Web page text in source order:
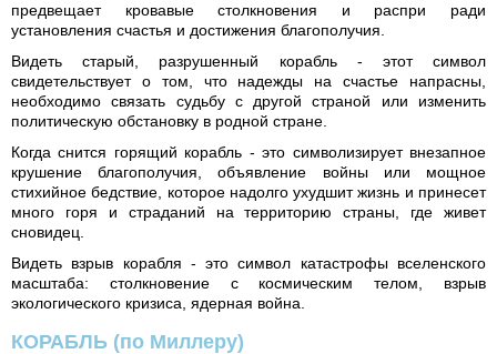
предвещает кровавые столкновения и распри ради
установления счастья и достижения благополучия.
Видеть старый, разрушенный корабль - этот символ
свидетельствует о том, что надежды на счастье напрасны,
необходимо связать судьбу с другой страной или изменить
политическую обстановку в родной стране.
Когда снится горящий корабль - это символизирует внезапное
крушение благополучия, объявление войны или мощное
стихийное бедствие, которое надолго ухудшит жизнь и принесет
много горя и страданий на территорию страны, где живет
сновидец.
Видеть взрыв корабля - это символ катастрофы вселенского
масштаба: столкновение с космическим телом, взрыв
экологического кризиса, ядерная война.
КОРАБЛЬ (по Миллеру)